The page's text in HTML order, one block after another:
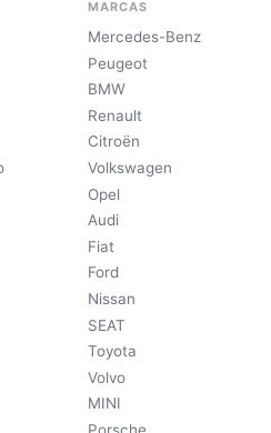
MARCAS
Mercedes-Benz
Peugeot
BMW
Renault
Citroën
Volkswagen
Opel
Audi
Fiat
Ford
Nissan
SEAT
Toyota
Volvo
MINI